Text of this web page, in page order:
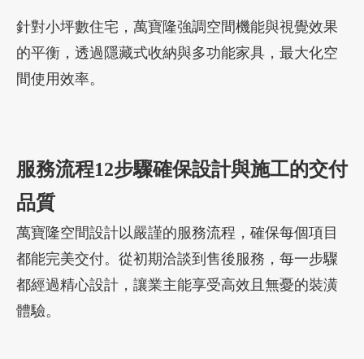
針對小坪數住宅，萬寶隆強調空間機能與視覺效果
的平衡，透過隱藏式收納與多功能家具，最大化空
間使用效率。
服務流程12步驟確保設計與施工的交付
品質
萬寶隆空間設計以嚴謹的服務流程，確保每個項目
都能完美交付。從初期洽談到售後服務，每一步驟
都經過精心設計，讓業主能享受高效且無憂的裝潢
體驗。